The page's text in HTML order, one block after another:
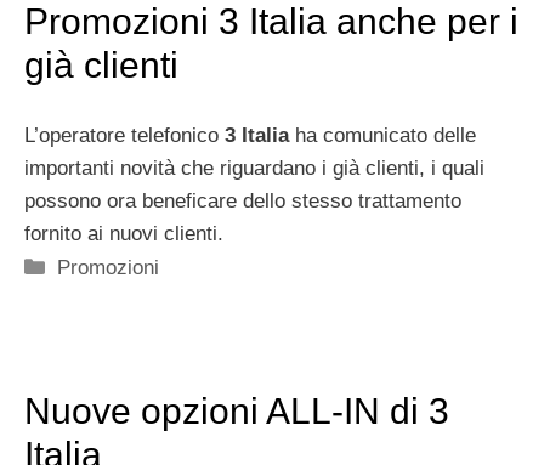
Promozioni 3 Italia anche per i
già clienti
L’operatore telefonico 3 Italiaha comunicato delle
importanti novità che riguardano i già clienti, i quali
possono ora beneficare dello stesso trattamento
fornito ai nuovi clienti.
Categorie
Promozioni
Nuove opzioni ALL-IN di 3
Italia